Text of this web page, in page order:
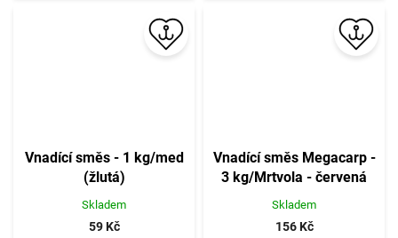
Vnadící směs - 1 kg/med
(žlutá)
Skladem
59 Kč
Vnadící směs Megacarp -
3 kg/Mrtvola - červená
Skladem
156 Kč